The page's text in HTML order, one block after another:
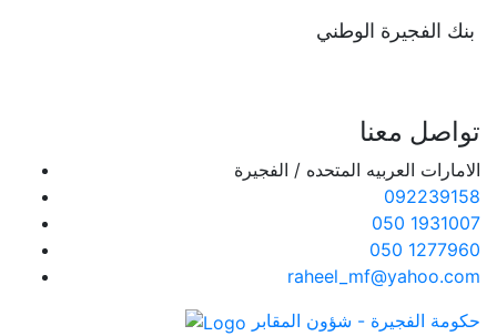
تواصل معنا
الامارات العربيه المتحده / الفجيرة
092239158
050 1931007
050 1277960
raheel_mf@yahoo.com
حكومة الفجيرة - شؤون المقابر